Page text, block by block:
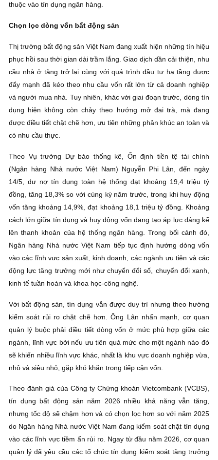
thuộc vào tín dụng ngân hàng.
Chọn lọc dòng vốn bất động sản
Thị trường bất động sản Việt Nam đang xuất hiện những tín hiệu
phục hồi sau thời gian dài trầm lắng. Giao dịch dần cải thiện, nhu
cầu nhà ở tăng trở lại cùng với quá trình đầu tư hạ tầng được
đẩy mạnh đã kéo theo nhu cầu vốn rất lớn từ cả doanh nghiệp
và người mua nhà. Tuy nhiên, khác với giai đoạn trước, dòng tín
dụng hiện không còn chảy theo hướng mở đại trà, mà đang
được điều tiết chặt chẽ hơn, ưu tiên những phân khúc an toàn và
có nhu cầu thực.
Theo Vụ trưởng Dự báo thống kê, Ổn định tiền tệ tài chính
(Ngân hàng Nhà nước Việt Nam) Nguyễn Phi Lân, đến ngày
14/5, dư nợ tín dụng toàn hệ thống đạt khoảng 19,4 triệu tỷ
đồng, tăng 18,3% so với cùng kỳ năm trước, trong khi huy động
vốn tăng khoảng 14,9%, đạt khoảng 18,1 triệu tỷ đồng. Khoảng
cách lớn giữa tín dụng và huy động vốn đang tạo áp lực đáng kể
lên thanh khoản của hệ thống ngân hàng. Trong bối cảnh đó,
Ngân hàng Nhà nước Việt Nam tiếp tục định hướng dòng vốn
vào các lĩnh vực sản xuất, kinh doanh, các ngành ưu tiên và các
động lực tăng trưởng mới như chuyển đổi số, chuyển đổi xanh,
kinh tế tuần hoàn và khoa học-công nghệ.
Với bất động sản, tín dụng vẫn được duy trì nhưng theo hướng
kiểm soát rủi ro chặt chẽ hơn. Ông Lân nhấn mạnh, cơ quan
quản lý buộc phải điều tiết dòng vốn ở mức phù hợp giữa các
ngành, lĩnh vực bởi nếu ưu tiên quá mức cho một ngành nào đó
sẽ khiến nhiều lĩnh vực khác, nhất là khu vực doanh nghiệp vừa,
nhỏ và siêu nhỏ, gặp khó khăn trong tiếp cận vốn.
Theo đánh giá của Công ty Chứng khoán Vietcombank (VCBS),
tín dụng bất động sản năm 2026 nhiều khả năng vẫn tăng,
nhưng tốc độ sẽ chậm hơn và có chọn lọc hơn so với năm 2025
do Ngân hàng Nhà nước Việt Nam đang kiểm soát chặt tín dụng
vào các lĩnh vực tiềm ẩn rủi ro. Ngay từ đầu năm 2026, cơ quan
quản lý đã yêu cầu các tổ chức tín dụng kiểm soát tăng trưởng